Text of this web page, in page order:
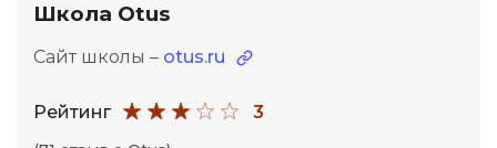
Школа Otus
Сайт школы – otus.ru
Рейтинг 3